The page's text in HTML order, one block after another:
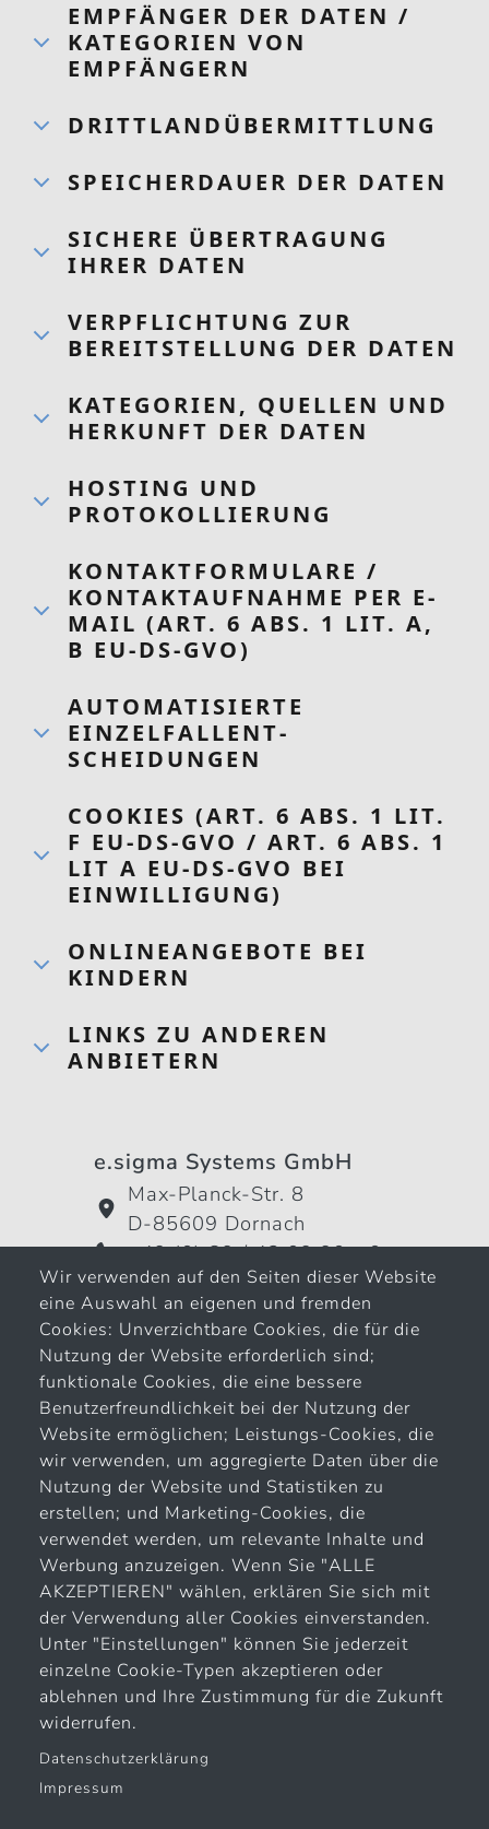
EMPFÄNGER DER DATEN /
KATEGORIEN VON
EMPFÄNGERN
DRITTLAND­ÜBERMITTLUNG
SPEICHERDAUER DER DATEN
SICHERE ÜBERTRAGUNG
IHRER DATEN
VERPFLICHTUNG ZUR
BEREITSTELLUNG DER DATEN
KATEGORIEN, QUELLEN UND
HERKUNFT DER DATEN
HOSTING UND
PROTOKOLLIERUNG
KONTAKTFORMULARE /
KONTAKTAUFNAHME PER E-
MAIL (ART. 6 ABS. 1 LIT. A,
B EU-DS-GVO)
AUTOMATISIERTE
EINZELFALLENT­
SCHEIDUNGEN
COOKIES (ART. 6 ABS. 1 LIT.
F EU-DS-GVO / ART. 6 ABS. 1
LIT A EU-DS-GVO BEI
EINWILLIGUNG)
ONLINEANGEBOTE BEI
KINDERN
LINKS ZU ANDEREN
ANBIETERN
e.sigma Systems GmbH
Max-Planck-Str. 8
D-85609 Dornach
+49 (0) 89 / 42 09 90 - 0
+49 (0) 89 / 42 09 90 - 69
e.sigma Technology GmbH
Langewiesener Straße 16
98693 Ilmenau
+49 (0) 3677 / 87 49 8 - 0
+49 (0) 3677 / 87 49 8 - 22
Company of
Wir verwenden auf den Seiten dieser Website
eine Auswahl an eigenen und fremden
Cookies: Unverzichtbare Cookies, die für die
Nutzung der Website erforderlich sind;
funktionale Cookies, die eine bessere
Benutzerfreundlichkeit bei der Nutzung der
Website ermöglichen; Leistungs-Cookies, die
wir verwenden, um aggregierte Daten über die
Nutzung der Website und Statistiken zu
erstellen; und Marketing-Cookies, die
verwendet werden, um relevante Inhalte und
Werbung anzuzeigen. Wenn Sie "ALLE
AKZEPTIEREN" wählen, erklären Sie sich mit
der Verwendung aller Cookies einverstanden.
Unter "Einstellungen" können Sie jederzeit
einzelne Cookie-Typen akzeptieren oder
ablehnen und Ihre Zustimmung für die Zukunft
widerrufen.
Datenschutzerklärung
Impressum